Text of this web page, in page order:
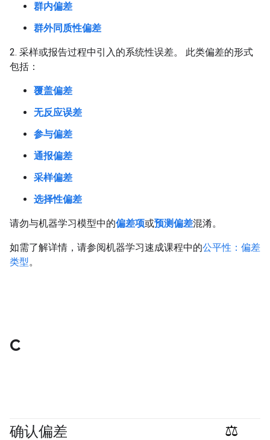
群内偏差
群外同质性偏差
2. 采样或报告过程中引入的系统性误差。 此类偏差的形式
包括：
覆盖偏差
无反应误差
参与偏差
通报偏差
采样偏差
选择性偏差
请勿与机器学习模型中的偏差项或预测偏差混淆。
如需了解详情，请参阅机器学习速成课程中的公平性：偏差
类型。
C
确认偏差